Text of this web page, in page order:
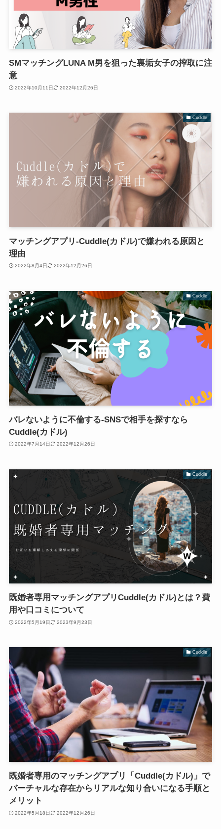
SMマッチングLUNA M男を狙った裏垢女子の搾取に注
意
2022年10月11日 2022年12月26日
Cuddle
マッチングアプリ-Cuddle(カドル)で嫌われる原因と
理由
2022年8月4日 2022年12月26日
Cuddle
バレないように不倫する-SNSで相手を探すなら
Cuddle(カドル)
2022年7月14日 2022年12月26日
Cuddle
既婚者専用マッチングアプリCuddle(カドル)とは？費
用や口コミについて
2022年5月19日 2023年9月23日
Cuddle
既婚者専用のマッチングアプリ「Cuddle(カドル)」で
バーチャルな存在からリアルな知り合いになる手順と
メリット
2022年5月18日 2022年12月26日